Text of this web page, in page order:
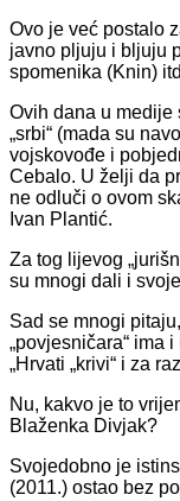
Ovo je već postalo
javno pljuju i bljuju
spomenika (Knin)
Ovih dana u medije
„srbi“ (mada su
vojskovođe i
Cebalo. U želji da
ne odluči o ovom
Ivan Plantić.
Za tog lijevog
su mnogi dali i
Sad se mnogi
„povjesničara“ ima
„Hrvati „krivi“ i za
Nu, kakvo je to
Blaženka Divjak?
Svojedobno je
(2011.) ostao bez